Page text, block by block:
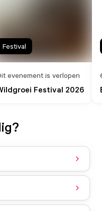
Festival 2026
evenement is verlopen
Festival